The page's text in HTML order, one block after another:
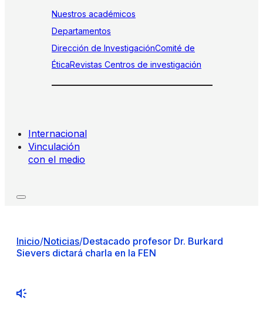
Nuestros académicos
Departamentos
Dirección de InvestigaciónComité de
ÉticaRevistas Centros de investigación
Internacional
Vinculación
con el medio
Inicio/Noticias/Destacado profesor Dr. Burkard
Sievers dictará charla en la FEN